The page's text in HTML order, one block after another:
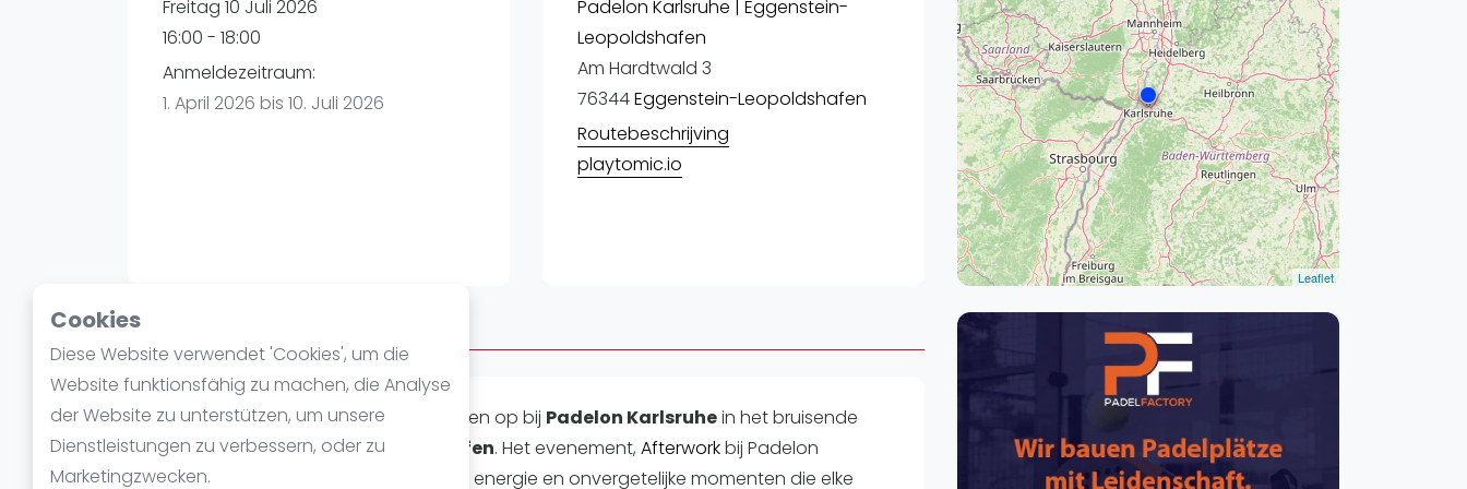
Cookies
Diese Website verwendet 'Cookies', um die
Website funktionsfähig zu machen, die Analyse
der Website zu unterstützen, um unsere
Dienstleistungen zu verbessern, oder zu
Marketingzwecken.
Verschiedenes
Leipzig
Dortmund
Essen
Freitag 10 Juli 2026
16:00 - 18:00
Anmeldezeitraum:
1. April 2026 bis 10. Juli 2026
Padelon Karlsruhe | Eggenstein-
Leopoldshafen
Am Hardtwald 3
76344Eggenstein-Leopoldshafen
Routebeschrijving
playtomic.io
Leaflet
Über Afterwork
Laat je passie voor padelontvlammen op bij Padelon Karlsruhein het bruisende
hart vanEggenstein-Leopoldshafen. Het evenement, Afterworkbij Padelon
Karlsruhe, belooft een dag vol actie, energie en onvergetelijke momenten die elke